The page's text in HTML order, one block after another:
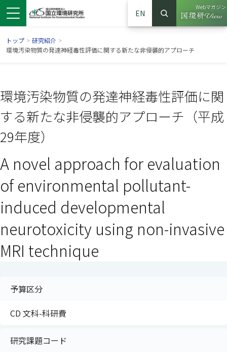
ウで開きます）
ンドウで開きます）
ウインドウで開きます）
EN
サイト内検索
検索
Webマガジン
（別ウイ
トップ > 研究紹介 >
環境汚染物質の発達神経毒性評価に関する新たな非侵襲的アプローチ
環境汚染物質の発達神経毒性評価に関
する新たな非侵襲的アプローチ（平成
29年度）
A novel approach for evaluation
of environmental pollutant-
induced developmental
neurotoxicity using non-invasive
MRI technique
予算区分
CD 文科-科研費
研究課題コード